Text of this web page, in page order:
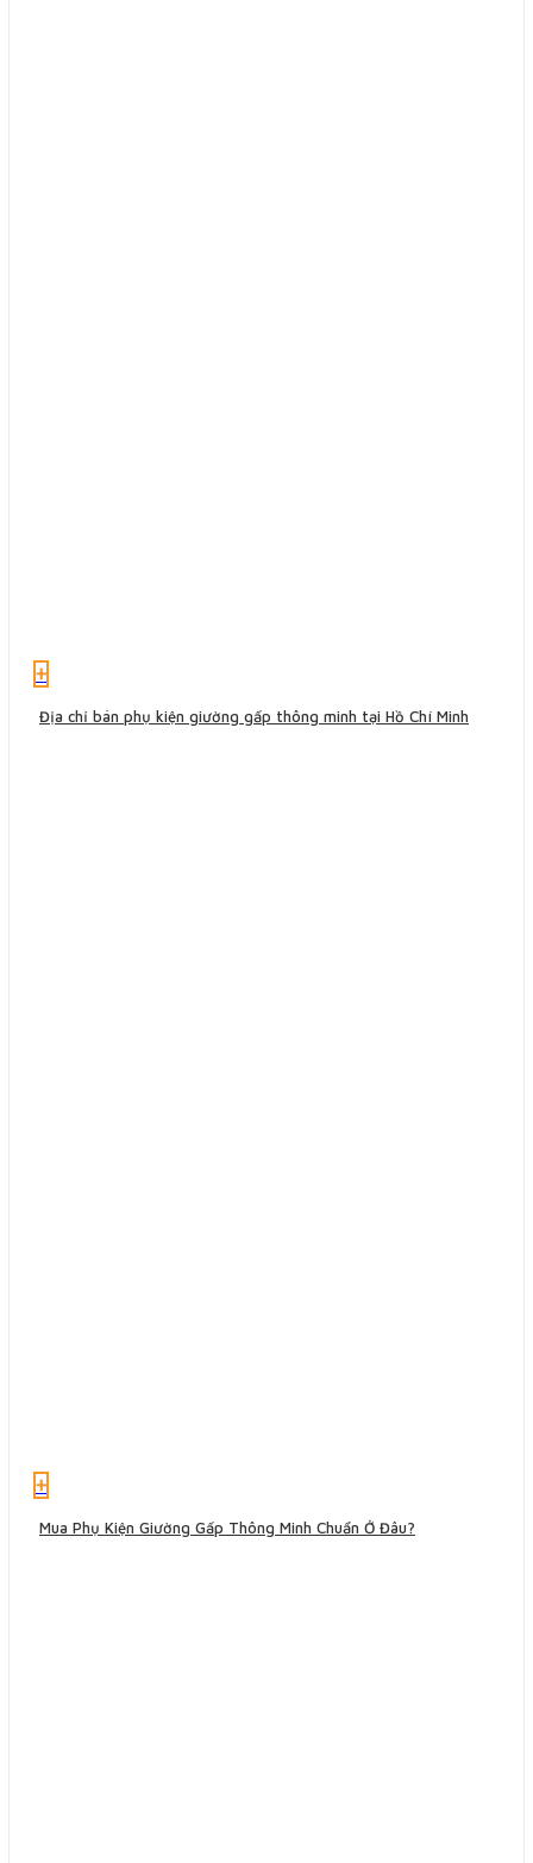
+
Địa chỉ bán phụ kiện giường gấp thông minh tại Hồ Chí Minh
+
Mua Phụ Kiện Giường Gấp Thông Minh Chuẩn Ở Đâu?